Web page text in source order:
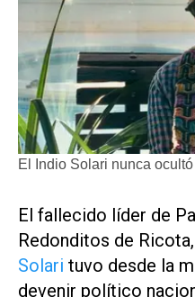
El Indio Solari nunca
El fallecido líder de
Redonditos de Ricota,
Solari tuvo desde la
devenir político